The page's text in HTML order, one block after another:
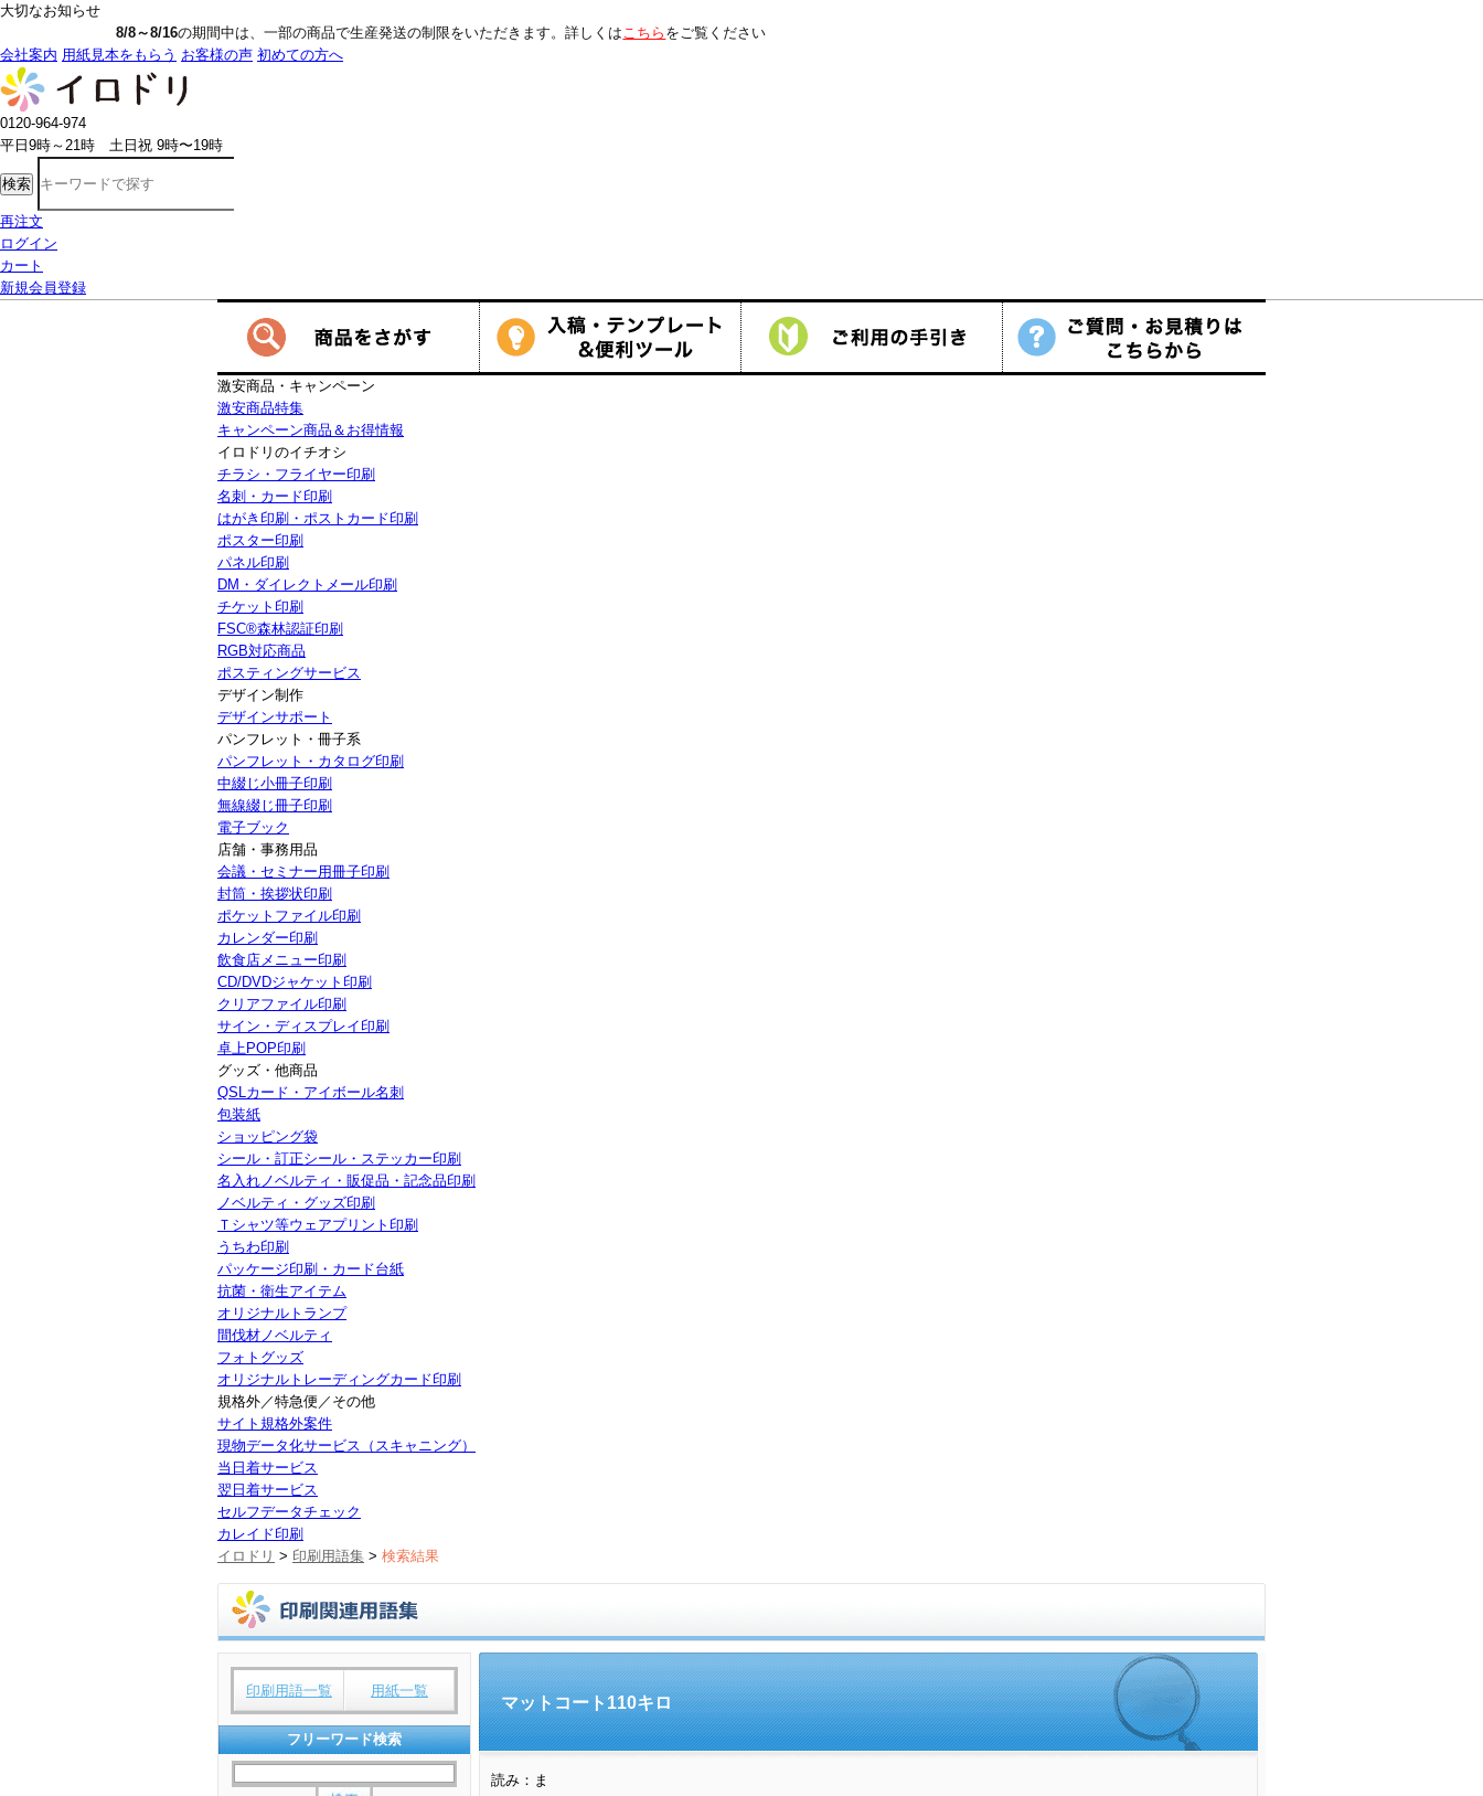
大切なお知らせ
の期間中は、一部の商品で生産発送の制限をいただきます。詳しくはこちらをご覧ください
会社案内 用紙見本をもらう お客様の声 初めての方へ
0120-964-974
平日9時～21時 土日祝 9時〜19時
検索
再注文
ログイン
カート
新規会員登録
激安商品・キャンペーン
激安商品特集
キャンペーン商品＆お得情報
イロドリのイチオシ
チラシ・フライヤー印刷
名刺・カード印刷
はがき印刷・ポストカード印刷
ポスター印刷
パネル印刷
DM・ダイレクトメール印刷
チケット印刷
FSC®森林認証印刷
RGB対応商品
ポスティングサービス
デザイン制作
デザインサポート
パンフレット・冊子系
パンフレット・カタログ印刷
中綴じ小冊子印刷
無線綴じ冊子印刷
電子ブック
店舗・事務用品
会議・セミナー用冊子印刷
封筒・挨拶状印刷
ポケットファイル印刷
カレンダー印刷
飲食店メニュー印刷
CD/DVDジャケット印刷
クリアファイル印刷
サイン・ディスプレイ印刷
卓上POP印刷
グッズ・他商品
QSLカード・アイボール名刺
包装紙
ショッピング袋
シール・訂正シール・ステッカー印刷
名入れノベルティ・販促品・記念品印刷
ノベルティ・グッズ印刷
Ｔシャツ等ウェアプリント印刷
うちわ印刷
パッケージ印刷・カード台紙
抗菌・衛生アイテム
オリジナルトランプ
間伐材ノベルティ
フォトグッズ
オリジナルトレーディングカード印刷
規格外／特急便／その他
サイト規格外案件
現物データ化サービス（スキャニング）
当日着サービス
翌日着サービス
セルフデータチェック
カレイド印刷
イロドリ > 印刷用語集 > 検索結果
マットコート110キロ
読み：ま
印刷用語一覧 用紙一覧
フリーワード検索